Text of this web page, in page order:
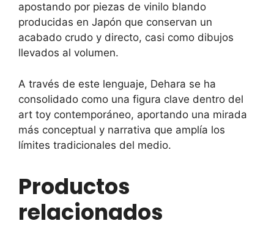
apostando por piezas de vinilo blando
producidas en Japón que conservan un
acabado crudo y directo, casi como dibujos
llevados al volumen.
A través de este lenguaje, Dehara se ha
consolidado como una figura clave dentro del
art toy contemporáneo, aportando una mirada
más conceptual y narrativa que amplía los
límites tradicionales del medio.
Productos
relacionados